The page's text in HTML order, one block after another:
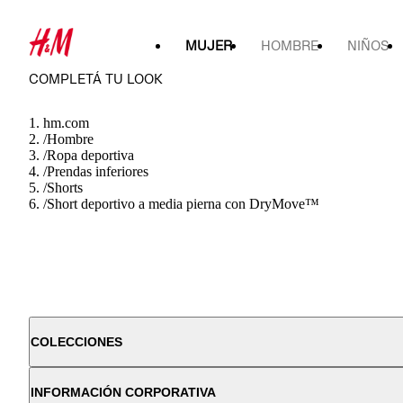
MUJER HOMBRE NIÑOS
COMPLETÁ TU LOOK
hm.com
/Hombre
/Ropa deportiva
/Prendas inferiores
/Shorts
/Short deportivo a media pierna con DryMove™
COLECCIONES
INFORMACIÓN CORPORATIVA